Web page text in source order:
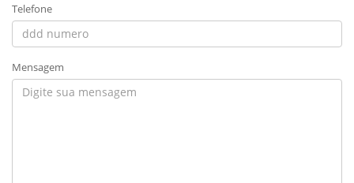
Telefone
Mensagem